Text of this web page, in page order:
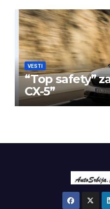
VESTI
“Top safety”
CX-5”